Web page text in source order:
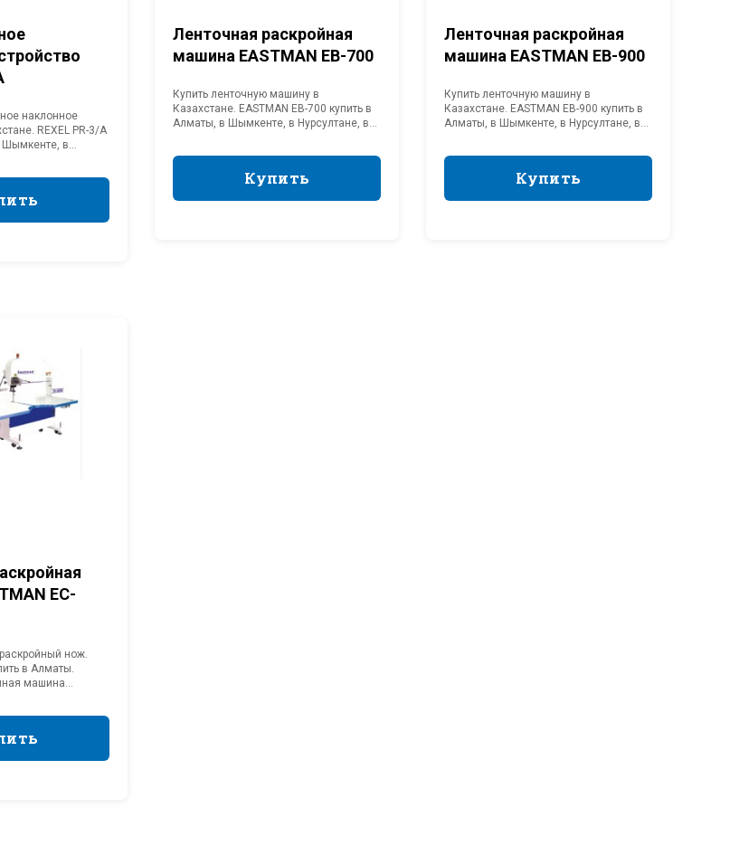
наклонное
REXEL PR-3/A
Шымкенте, в
в Казахстане.
Ленточная раскройная
машина EASTMAN EB-700
Купить ленточную машину в
Казахстане. EASTMAN EB-700 купить в
Алматы, в Шымкенте, в Нурсултане, в
производителя. Официальный
представитель EASTMAN в Казахстане.
Купить
Купить
Ленточная раскройная
машина EASTMAN EB-900
Купить ленточную машину в
Казахстане. EASTMAN EB-900 купить в
Алматы, в Шымкенте, в Нурсултане, в
производителя. Официальный
представитель EASTMAN в Казахстане.
Купить
Купить
EC-
нож.
в Алматы.
машина